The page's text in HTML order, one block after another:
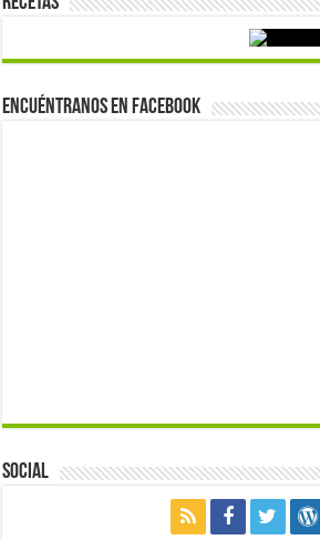
Encuéntranos en Facebook
Social